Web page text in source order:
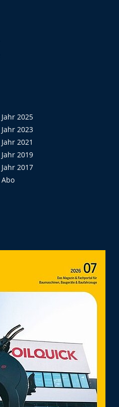
Jahr 2025
Jahr 2023
Jahr 2021
Jahr 2019
Jahr 2017
Abo